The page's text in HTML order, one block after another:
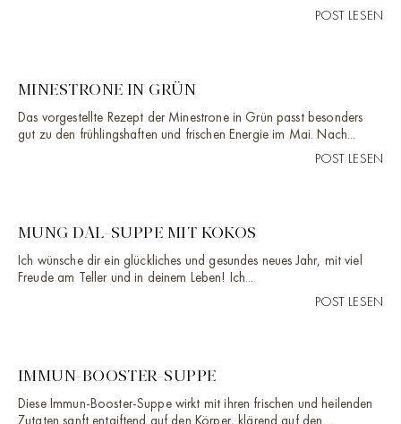
POST LESEN
MINESTRONE IN GRÜN
Das vorgestellte Rezept der Minestrone in Grün passt besonders
gut zu den frühlingshaften und frischen Energie im Mai. Nach...
POST LESEN
MUNG DAL-SUPPE MIT KOKOS
Ich wünsche dir ein glückliches und gesundes neues Jahr, mit viel
Freude am Teller und in deinem Leben! Ich...
POST LESEN
IMMUN-BOOSTER-SUPPE
Diese Immun-Booster-Suppe wirkt mit ihren frischen und heilenden
Zutaten sanft entgiftend auf den Körper, klärend auf den...